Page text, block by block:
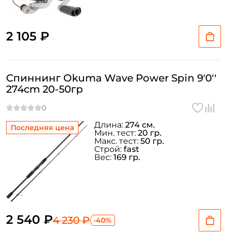
2 105 ₽
Последняя цена
Спиннинг Okuma Wave Power Spin 9'0''
274cm 20-50гр
2 540 ₽4 230 ₽ -40%
Длина: 274 см.
Мин. тест: 20 гр.
Макс. тест: 50 гр.
Строй: fast
Вес: 169 гр.